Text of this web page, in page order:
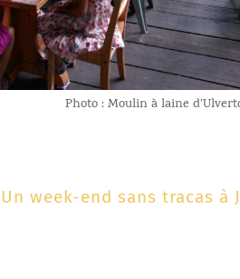
Photo : Moulin à laine
Un week-end sans tracas à